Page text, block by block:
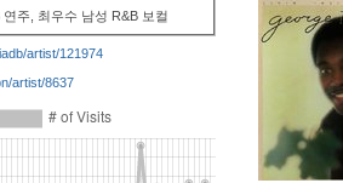
연주, 최우수 남성 R&B 보컬
artist/121974
artist/8637